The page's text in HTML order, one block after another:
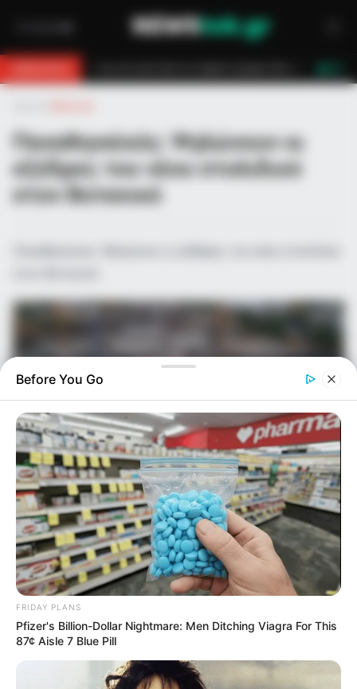
Παναθηναϊκός: Ψηλώνουν οι
εξέδρες του νέου στολιδιού
στον Βοτανικό
NT Επιμέλεια
Συντακτική Ομάδα
Δημοσίευση
28/06/2026, 11:47 · 11:47 ΠΜ
Τελευταία ενημέρωση
28/06/2026, 11:47 · 11:47 ΠΜ
Αθλητικά
Κοινοποίησε άρθρο
Before You Go
FRIDAY PLANS
Pfizer's Billion-Dollar Nightmare: Men Ditching Viagra For This
87¢ Aisle 7 Blue Pill